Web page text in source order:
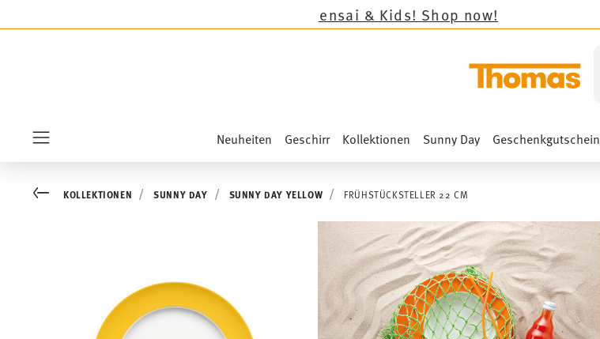
die Neuheiten Sandora, Sensai & Kids!Shop now!
Neuheiten Geschirr Kollektionen Sunny Day Geschenkgutschein
Go backKOLLEKTIONEN SUNNY DAY SUNNY DAY YELLOW FRÜHSTÜCKSTELLER 22 CM